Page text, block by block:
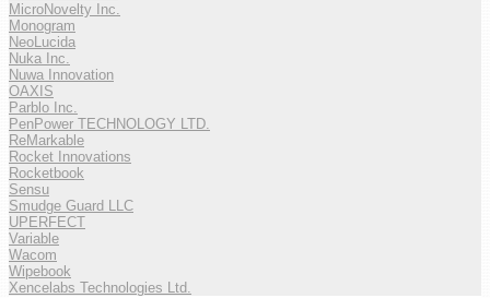
MicroNovelty Inc.
Monogram
NeoLucida
Nuka Inc.
Nuwa Innovation
OAXIS
Parblo Inc.
PenPower TECHNOLOGY LTD.
ReMarkable
Rocket Innovations
Rocketbook
Sensu
Smudge Guard LLC
UPERFECT
Variable
Wacom
Wipebook
Xencelabs Technologies Ltd.